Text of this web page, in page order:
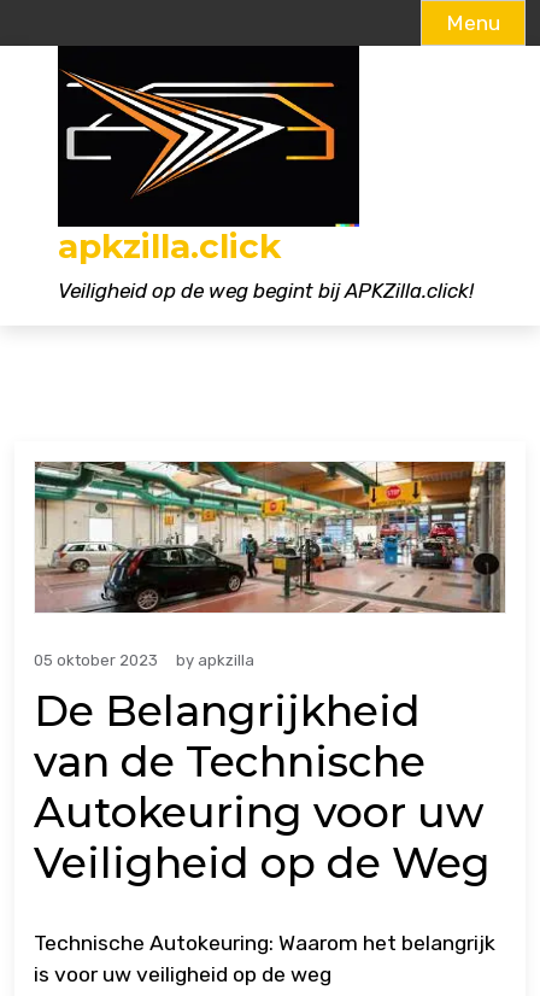
Menu
apkzilla.click
Veiligheid op de weg begint bij APKZilla.click!
05 oktober 2023 by apkzilla
De Belangrijkheid
van de Technische
Autokeuring voor uw
Veiligheid op de Weg
Technische Autokeuring: Waarom het belangrijk
is voor uw veiligheid op de weg